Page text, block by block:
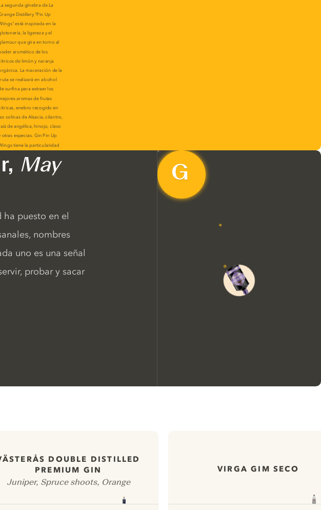
May
ha puesto en el
nombres
uno es una señal
probar y sacar
DOUBLE DISTILLED
PREMIUM GIN
Juniper, Spruce shoots, Orange
VIRGA GIM SECO
notre politique de gestion
des cookies